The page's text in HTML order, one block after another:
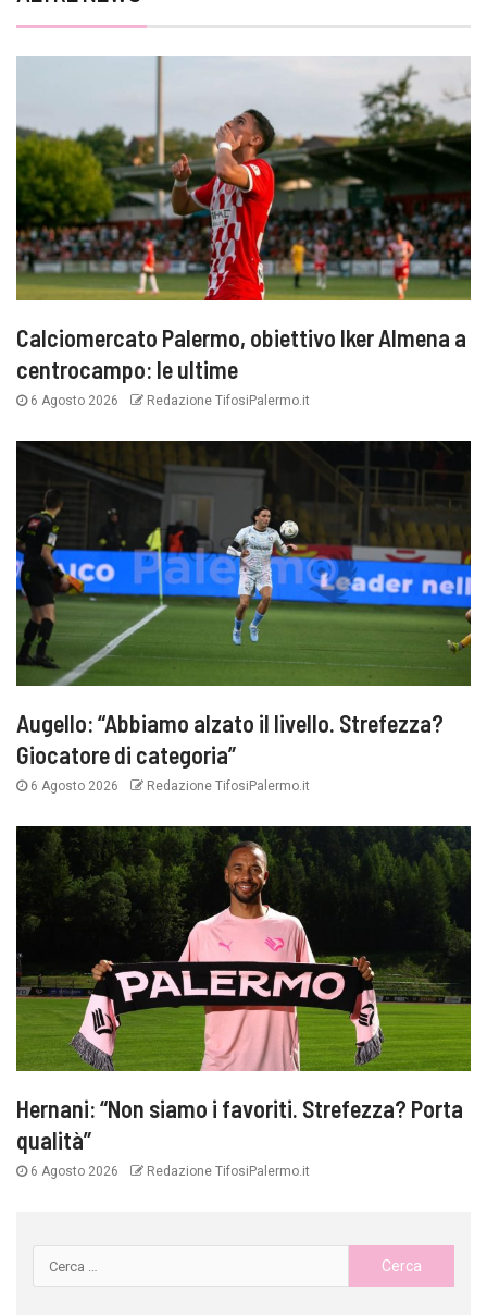
Calciomercato Palermo, obiettivo Iker Almena a
centrocampo: le ultime
6 Agosto 2026 Redazione TifosiPalermo.it
Augello: “Abbiamo alzato il livello. Strefezza?
Giocatore di categoria”
6 Agosto 2026 Redazione TifosiPalermo.it
Hernani: “Non siamo i favoriti. Strefezza? Porta
qualità”
6 Agosto 2026 Redazione TifosiPalermo.it